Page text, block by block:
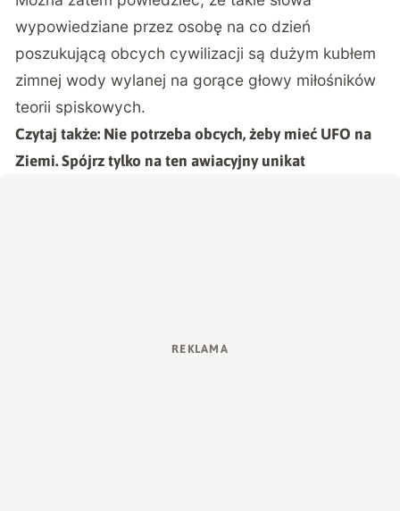
wypowiedziane przez osobę na co dzień
poszukującą obcych cywilizacji są dużym kubłem
zimnej wody wylanej na gorące głowy miłośników
teorii spiskowych.
Czytaj także: Nie potrzeba obcych, żeby mieć UFO na
Ziemi. Spójrz tylko na ten awiacyjny unikat